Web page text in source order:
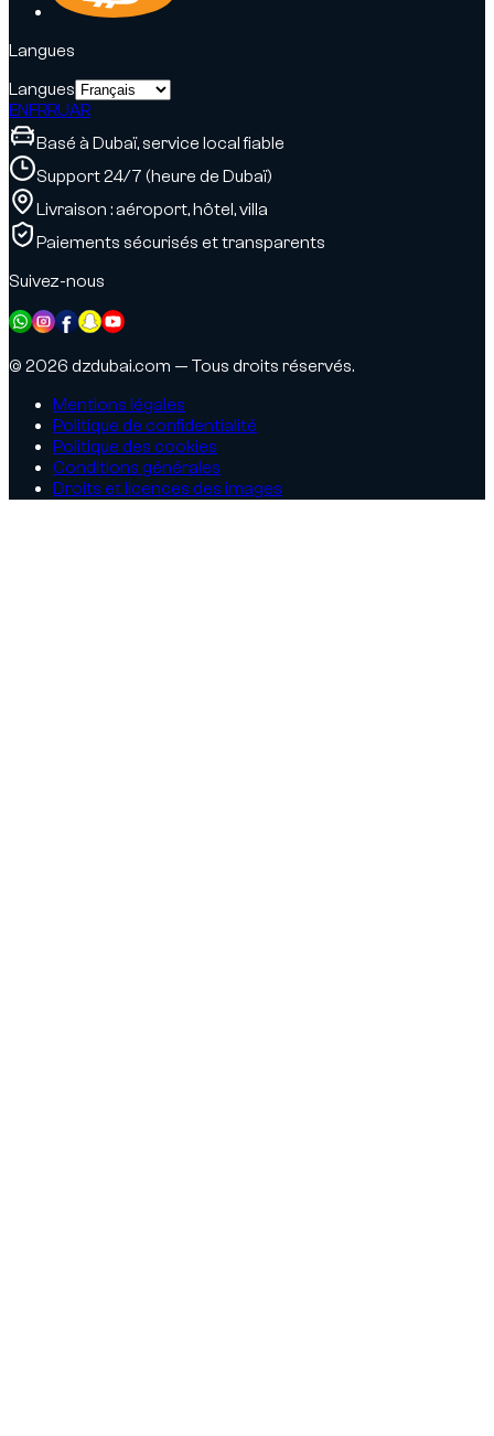
Langues
Langues
EN FRRUAR
Basé à Dubaï, service local fiable
Support 24/7 (heure de Dubaï)
Livraison : aéroport, hôtel, villa
Paiements sécurisés et transparents
Suivez-nous
© 2026 dzdubai.com — Tous droits réservés.
Mentions légales
Politique de confidentialité
Politique des cookies
Conditions générales
Droits et licences des images